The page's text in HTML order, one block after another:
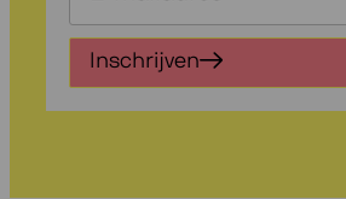
je
in
voor
onze
Inschrijven